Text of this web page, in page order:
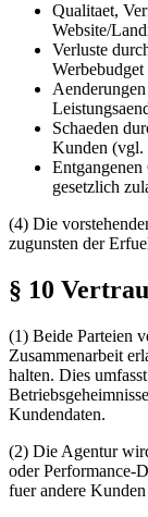
Qualitaet,
Website/
Verluste
Werbebudget
Schaeden
Kunden (vgl.
gesetzlich
(4) Die
zugunsten der
§ 10
(1) Beide Parteien
Zusammenarbeit
halten. Dies
Kundendaten.
(2) Die Agentur
oder Performance-
fuer andere